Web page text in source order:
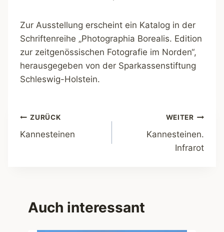
Zur Ausstellung erscheint ein Katalog in der
Schriftenreihe „Photographia Borealis. Edition
zur zeitgenössischen Fotografie im Norden“,
herausgegeben von der Sparkassenstiftung
Schleswig-Holstein.
Beitragsnavigation
ZURÜCK
Kannesteinen
WEITER
Kannesteinen.
Infrarot
Auch interessant